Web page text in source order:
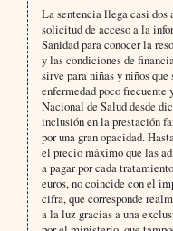
La sentencia llega casi dos
solicitud de acceso a la
Sanidad para conocer la
y las condiciones de
sirve para niñas y niños
enfermedad poco
Nacional de Salud desde
inclusión en la prestación
por una gran opacidad.
el precio máximo que las
a pagar por cada
euros, no coincide con el
cifra, que corresponde
a la luz gracias a una